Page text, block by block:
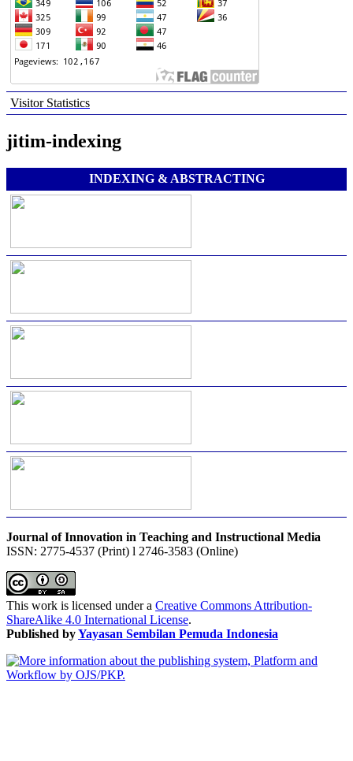
Visitor Statistics
jitim-indexing
INDEXING & ABSTRACTING
Journal of Innovation in Teaching and Instructional Media
ISSN: 2775-4537 (Print) l 2746-3583 (Online)
This work is licensed under a Creative Commons Attribution-
ShareAlike 4.0 International License.
Published byYayasan Sembilan Pemuda Indonesia